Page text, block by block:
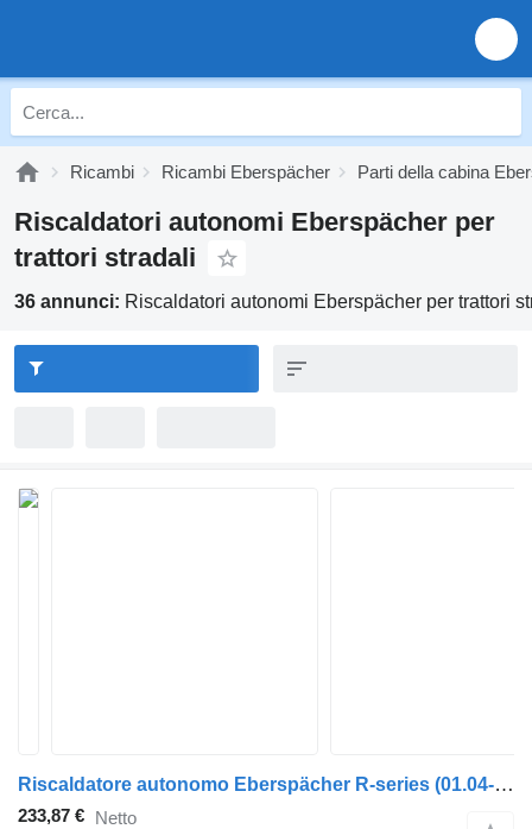
Ricambi Ricambi Eberspächer Parti della cabina
Riscaldatori autonomi Eberspächer per
trattori stradali
36 annunci: Riscaldatori autonomi Eberspächer per trattori
Riscaldatore autonomo Eberspächer R-series (01.04-) 252173 per trattore stradale Scania P,G,R,T-series (2004-2017)
233,87 € Netto